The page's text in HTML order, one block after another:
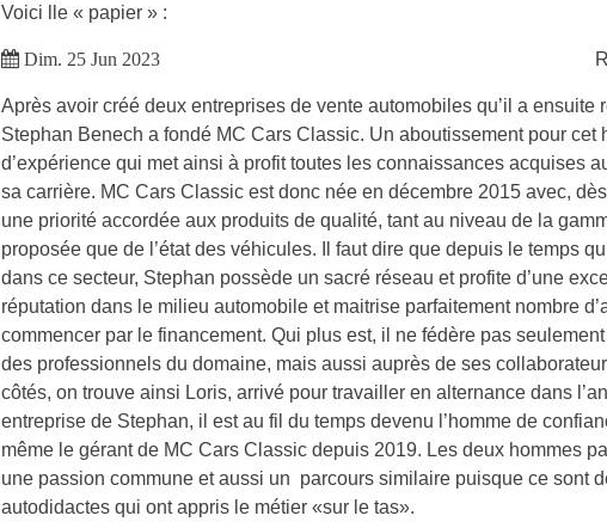
Voici lle « papier » :
Dim. 25 Jun 2023
Après avoir créé deux entreprises de vente automobiles qu’il a ensuite
Stephan Benech a fondé MC Cars Classic. Un aboutissement pour cet
d’expérience qui met ainsi à profit toutes les connaissances acquises
sa carrière. MC Cars Classic est donc née en décembre 2015 avec,
une priorité accordée aux produits de qualité, tant au niveau de la
proposée que de l’état des véhicules. Il faut dire que depuis le temps
dans ce secteur, Stephan possède un sacré réseau et profite d’une
réputation dans le milieu automobile et maitrise parfaitement nombre
commencer par le financement. Qui plus est, il ne fédère pas
des professionnels du domaine, mais aussi auprès de ses
côtés, on trouve ainsi Loris, arrivé pour travailler en alternance dans
entreprise de Stephan, il est au fil du temps devenu l’homme de
même le gérant de MC Cars Classic depuis 2019. Les deux hommes
une passion commune et aussi un parcours similaire puisque ce sont
autodidactes qui ont appris le métier «sur le tas».